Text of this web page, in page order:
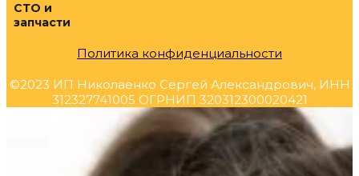
СТО и
запчасти
Политика конфиденциальности
©2023 ИП Николаенко Сергей Александрович, ИНН
312327741005 ОГРНИП 320312300020421